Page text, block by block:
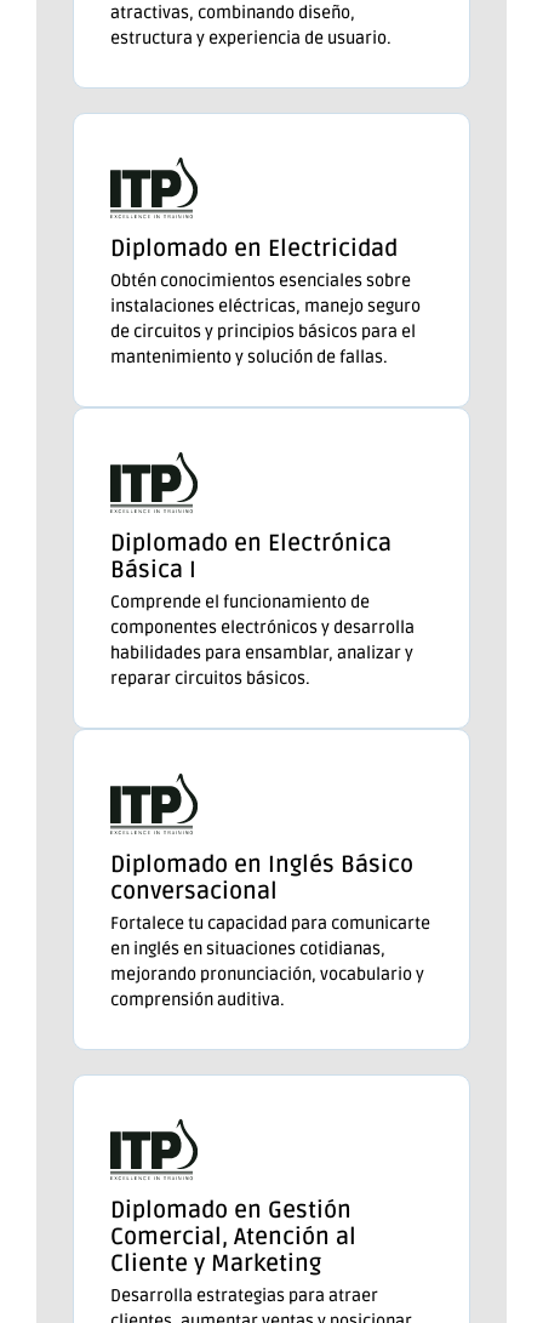
atractivas, combinando diseño,
estructura y experiencia de usuario.
Diplomado en Electricidad
Obtén conocimientos esenciales sobre
instalaciones eléctricas, manejo seguro
de circuitos y principios básicos para el
mantenimiento y solución de fallas.
Diplomado en Electrónica
Básica I
Comprende el funcionamiento de
componentes electrónicos y desarrolla
habilidades para ensamblar, analizar y
reparar circuitos básicos.
Diplomado en Inglés Básico
conversacional
Fortalece tu capacidad para comunicarte
en inglés en situaciones cotidianas,
mejorando pronunciación, vocabulario y
comprensión auditiva.
Diplomado en Gestión
Comercial, Atención al
Cliente y Marketing
Desarrolla estrategias para atraer